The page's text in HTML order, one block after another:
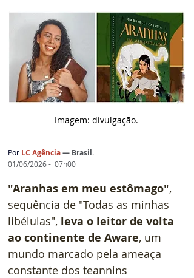
Imagem: divulgação.
Por LC Agência — Brasil.
01/06/2026 -  07h00
"Aranhas em meu estômago",
sequência de "Todas as minhas
libélulas", leva o leitor de volta
ao continente de Aware, um
mundo marcado pela ameaça
constante dos teannins